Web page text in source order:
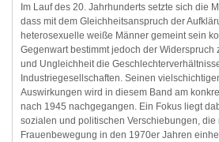
Im Lauf des 20. Jahrhunderts setzte sich die
dass mit dem Gleichheitsanspruch der
heterosexuelle weiße Männer gemeint sein
Gegenwart bestimmt jedoch der Widerspruch
und Ungleichheit die
Industriegesellschaften. Seinen
Auswirkungen wird in diesem Band am
nach 1945 nachgegangen. Ein Fokus liegt
sozialen und politischen Verschiebungen, die
Frauenbewegung in den 1970er Jahren